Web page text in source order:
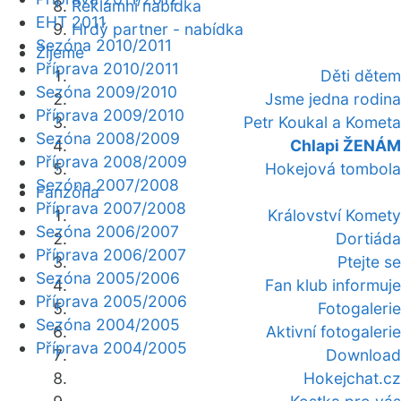
Reklamní nabídka
Hrdý partner - nabídka
Žijeme
Děti dětem
Jsme jedna rodina
Petr Koukal a Kometa
Chlapi ŽENÁM
Hokejová tombola
Fanzóna
Království Komety
Dortiáda
Ptejte se
Fan klub informuje
Fotogalerie
Aktivní fotogalerie
Download
Hokejchat.cz
EHT 2011
Sezóna 2010/2011
Příprava 2010/2011
Sezóna 2009/2010
Příprava 2009/2010
Sezóna 2008/2009
Příprava 2008/2009
Sezóna 2007/2008
Příprava 2007/2008
Sezóna 2006/2007
Příprava 2006/2007
Sezóna 2005/2006
Příprava 2005/2006
Sezóna 2004/2005
Příprava 2004/2005